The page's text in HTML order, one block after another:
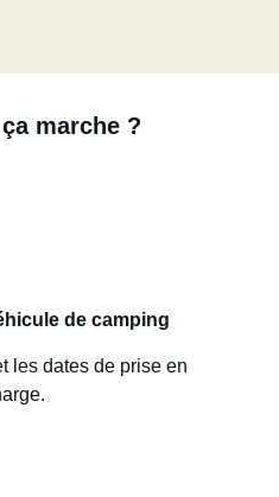
marche ?
de camping
les dates de prise en